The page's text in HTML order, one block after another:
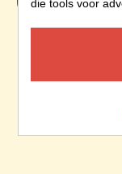
die tools voor